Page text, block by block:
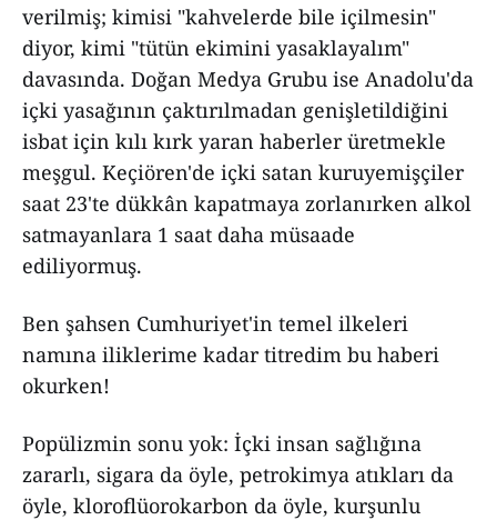
verilmiş; kimisi "kahvelerde bile içilmesin"
diyor, kimi "tütün ekimini yasaklayalım"
davasında. Doğan Medya Grubu ise Anadolu'da
içki yasağının çaktırılmadan genişletildiğini
isbat için kılı kırk yaran haberler üretmekle
meşgul. Keçiören'de içki satan kuruyemişçiler
saat 23'te dükkân kapatmaya zorlanırken alkol
satmayanlara 1 saat daha müsaade
ediliyormuş.
Ben şahsen Cumhuriyet'in temel ilkeleri
namına iliklerime kadar titredim bu haberi
okurken!
Popülizmin sonu yok: İçki insan sağlığına
zararlı, sigara da öyle, petrokimya atıkları da
öyle, kloroflüorokarbon da öyle, kurşunlu